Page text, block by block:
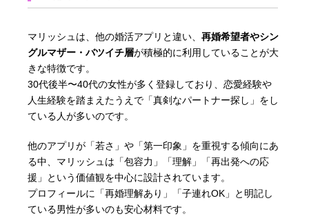
マリッシュは、他の婚活アプリと違い、再婚希望者やシン
グルマザー・バツイチ層が積極的に利用していることが大
きな特徴です。
30代後半〜40代の女性が多く登録しており、恋愛経験や
人生経験を踏まえたうえで「真剣なパートナー探し」をし
ている人が多いのです。
他のアプリが「若さ」や「第一印象」を重視する傾向にあ
る中、マリッシュは「包容力」「理解」「再出発への応
援」という価値観を中心に設計されています。
プロフィールに「再婚理解あり」「子連れOK」と明記し
ている男性が多いのも安心材料です。